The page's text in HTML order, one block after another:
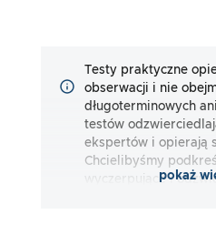
Testy praktyczne
obserwacji i nie
długoterminowych
testów
ekspertów i opierają
Chcielibyśmy
wyczerpujące ipokaż